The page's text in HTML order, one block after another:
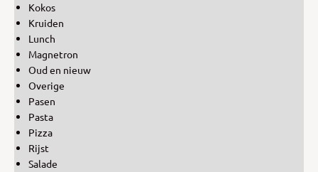
Kokos
Kruiden
Lunch
Magnetron
Oud en nieuw
Overige
Pasen
Pasta
Pizza
Rijst
Salade